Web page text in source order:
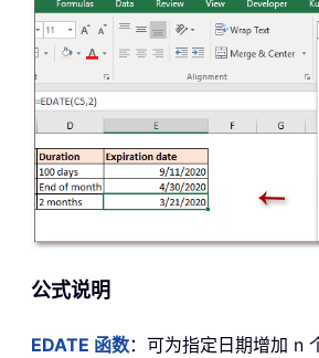
公式说明
EDATE 函数：可为指定日期增加 n